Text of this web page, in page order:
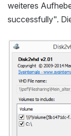
weiteres
successfully".